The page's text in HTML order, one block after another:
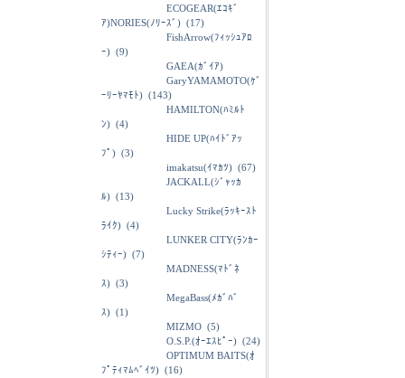
ECOGEAR(ｴｺｷﾞ
ｱ)NORIES(ﾉﾘｰｽﾞ) (17)
FishArrow(ﾌｨｯｼｭｱﾛ
ｰ) (9)
GAEA(ｶﾞｲｱ)
GaryYAMAMOTO(ｹﾞ
ｰﾘｰﾔﾏﾓﾄ) (143)
HAMILTON(ﾊﾐﾙﾄ
ﾝ) (4)
HIDE UP(ﾊｲﾄﾞｱｯ
ﾌﾟ) (3)
imakatsu(ｲﾏｶﾂ) (67)
JACKALL(ｼﾞｬｯｶ
ﾙ) (13)
Lucky Strike(ﾗｯｷｰｽﾄ
ﾗｲｸ) (4)
LUNKER CITY(ﾗﾝｶｰ
ｼﾃｨｰ) (7)
MADNESS(ﾏﾄﾞﾈ
ｽ) (3)
MegaBass(ﾒｶﾞﾊﾞ
ｽ) (1)
MIZMO (5)
O.S.P.(ｵｰｴｽﾋﾟｰ) (24)
OPTIMUM BAITS(ｵ
ﾌﾟﾃｨﾏﾑﾍﾞｲﾂ) (16)